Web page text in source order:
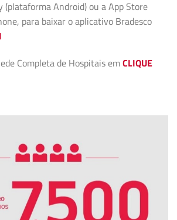
(plataforma Android) ou a App Store
para baixar o aplicativo Bradesco
Completa de Hospitais emCLIQUE